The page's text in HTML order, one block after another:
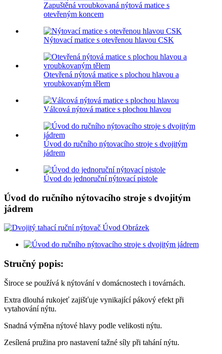
Zapuštěná vroubkovaná nýtová matice s
otevřeným koncem
Nýtovací matice s otevřenou hlavou CSK
Otevřená nýtová matice s plochou hlavou a
vroubkovaným tělem
Válcová nýtová matice s plochou hlavou
Úvod do ručního nýtovacího stroje s dvojitým
jádrem
Úvod do jednoruční nýtovací pistole
Úvod do ručního nýtovacího stroje s dvojitým
jádrem
Stručný popis:
Široce se používá k nýtování v domácnostech i továrnách.
Extra dlouhá rukojeť zajišťuje vynikající pákový efekt při
vytahování nýtu.
Snadná výměna nýtové hlavy podle velikosti nýtu.
Zesílená pružina pro nastavení tažné síly při tahání nýtu.